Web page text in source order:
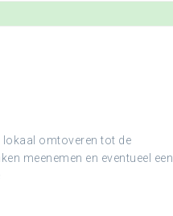
omtoveren tot de
meenemen en eventueel een